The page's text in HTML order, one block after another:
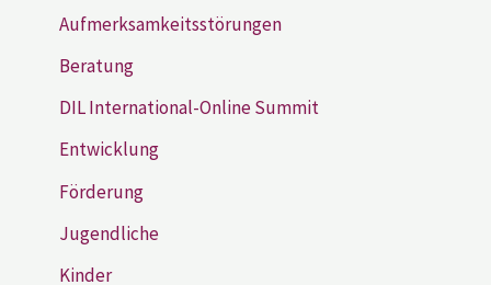
Aufmerksamkeitsstörungen
Beratung
DIL International-Online Summit
Entwicklung
Förderung
Jugendliche
Kinder